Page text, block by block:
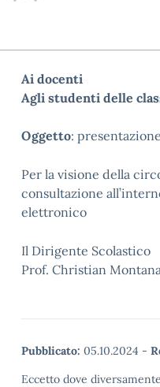
Ai docenti
Agli studenti delle
Oggetto:
Per la visione della
consultazione
elettronico
Il Dirigente Scolastico
Prof. Christian
Pubblicato: 05.10.2024 -
Eccetto dove